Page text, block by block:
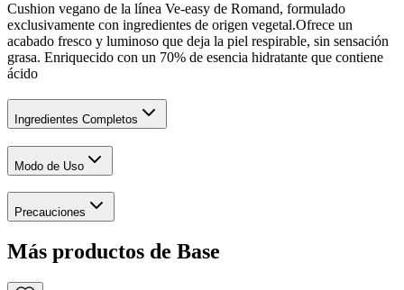
Cushion vegano de la línea Ve-easy de Romand, formulado
exclusivamente con ingredientes de origen vegetal.Ofrece un
acabado fresco y luminoso que deja la piel respirable, sin sensación
grasa. Enriquecido con un 70% de esencia hidratante que contiene
ácido
Ingredientes Completos
Modo de Uso
Precauciones
Más productos de Base